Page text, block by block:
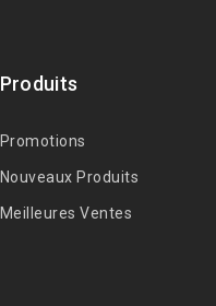
Produits
Promotions
Nouveaux Produits
Meilleures Ventes